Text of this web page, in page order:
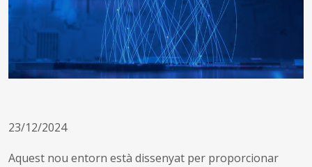
23/12/2024
Aquest nou entorn està dissenyat per proporcionar